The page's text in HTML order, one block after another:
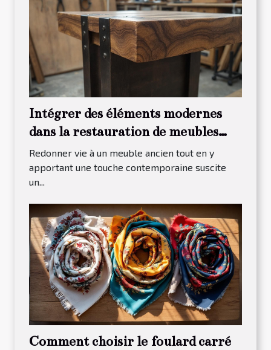
Intégrer des éléments modernes
dans la restauration de meubles
traditionnels
Redonner vie à un meuble ancien tout en y
apportant une touche contemporaine suscite
un...
Comment choisir le foulard carré